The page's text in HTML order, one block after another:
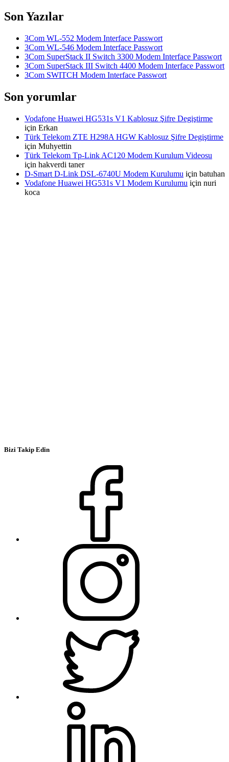
Son Yazılar
3Com WL-552 Modem Interface Passwort
3Com WL-546 Modem Interface Passwort
3Com SuperStack II Switch 3300 Modem Interface Passwort
3Com SuperStack III Switch 4400 Modem Interface Passwort
3Com SWITCH Modem Interface Passwort
Son yorumlar
Vodafone Huawei HG531s V1 Kablosuz Şifre Degiştirme
için Erkan
Türk Telekom ZTE H298A HGW Kablosuz Şifre Degiştirme
için Muhyettin
Türk Telekom Tp-Link AC120 Modem Kurulum Videosu
için hakverdi taner
D-Smart D-Link DSL-6740U Modem Kurulumu için batuhan
Vodafone Huawei HG531s V1 Modem Kurulumu için nuri
koca
Bizi Takip Edin